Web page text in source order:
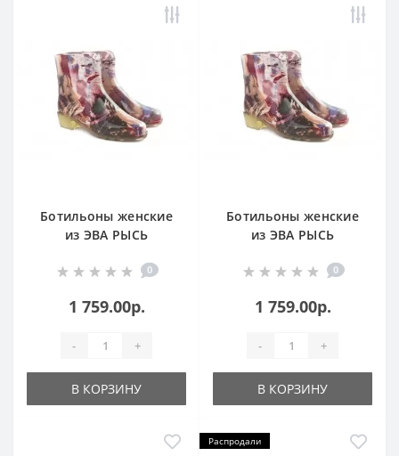
Ботильоны женские
из ЭВА РЫСЬ
синие р.37/38 БОТ869
0
1 759.00р.
- +
В КОРЗИНУ
Ботильоны женские
из ЭВА РЫСЬ
синие р.38/39 БОТ869
0
1 759.00р.
- +
В КОРЗИНУ
Распродали